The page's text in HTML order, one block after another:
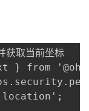
获取当前坐标
} from